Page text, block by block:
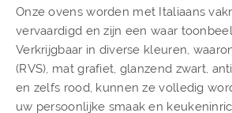
Onze ovens worden met Italiaans
vervaardigd en zijn een waar
Verkrijgbaar in diverse kleuren,
(RVS), mat grafiet, glanzend zwart,
en zelfs rood, kunnen ze volledig
uw persoonlijke smaak en